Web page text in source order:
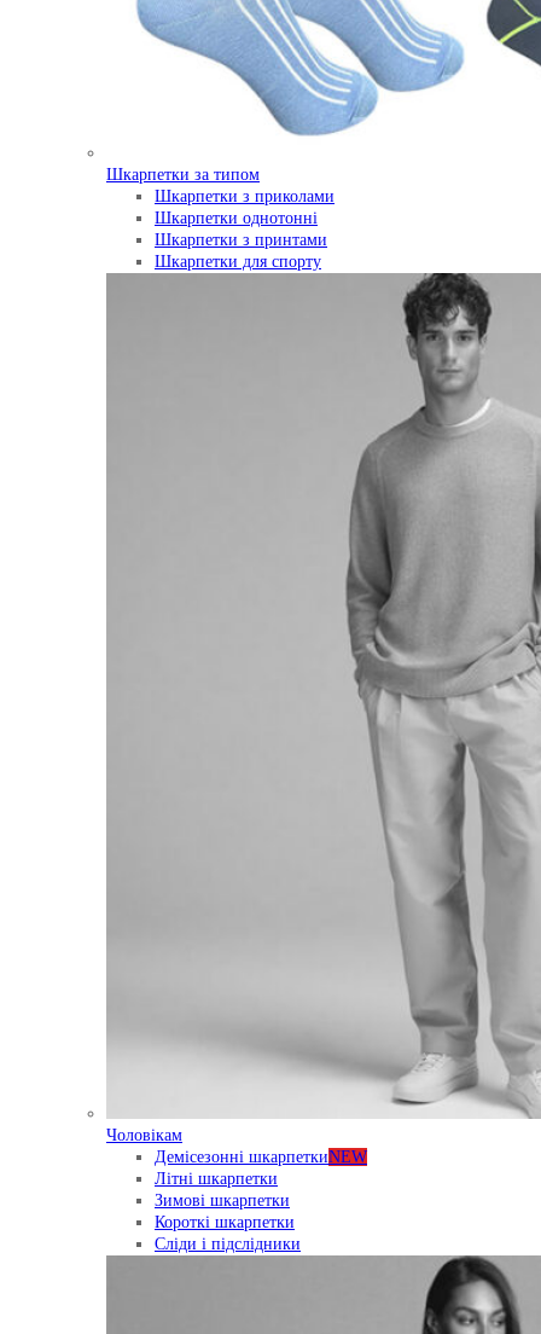
Шкарпетки за типом
Шкарпетки з приколами
Шкарпетки однотонні
Шкарпетки з принтами
Шкарпетки для спорту
Чоловікам
Демісезонні шкарпеткиNEW
Літні шкарпетки
Зимові шкарпетки
Короткі шкарпетки
Сліди і підслідники